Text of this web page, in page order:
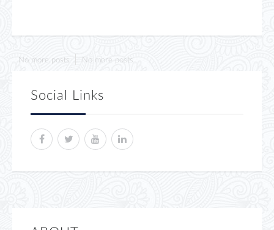
No more posts No more posts
Social Links